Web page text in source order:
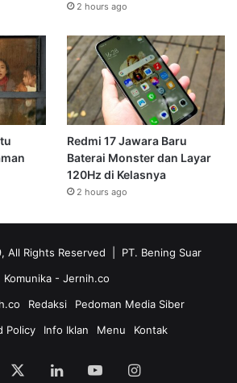
2 hours ago
Redmi 17 Jawara Baru
Baterai Monster dan Layar
120Hz di Kelasnya
2 hours ago
All Rights Reserved | PT. Bening Suar
Komunika - Jernih.co
Redaksi
Pedoman Media Siber
Policy
Info Iklan Menu Kontak
LinkedInYouTubeInstagram